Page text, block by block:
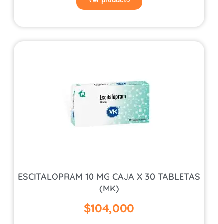
ESCITALOPRAM 10 MG CAJA X 30 TABLETAS
(MK)
$104,000